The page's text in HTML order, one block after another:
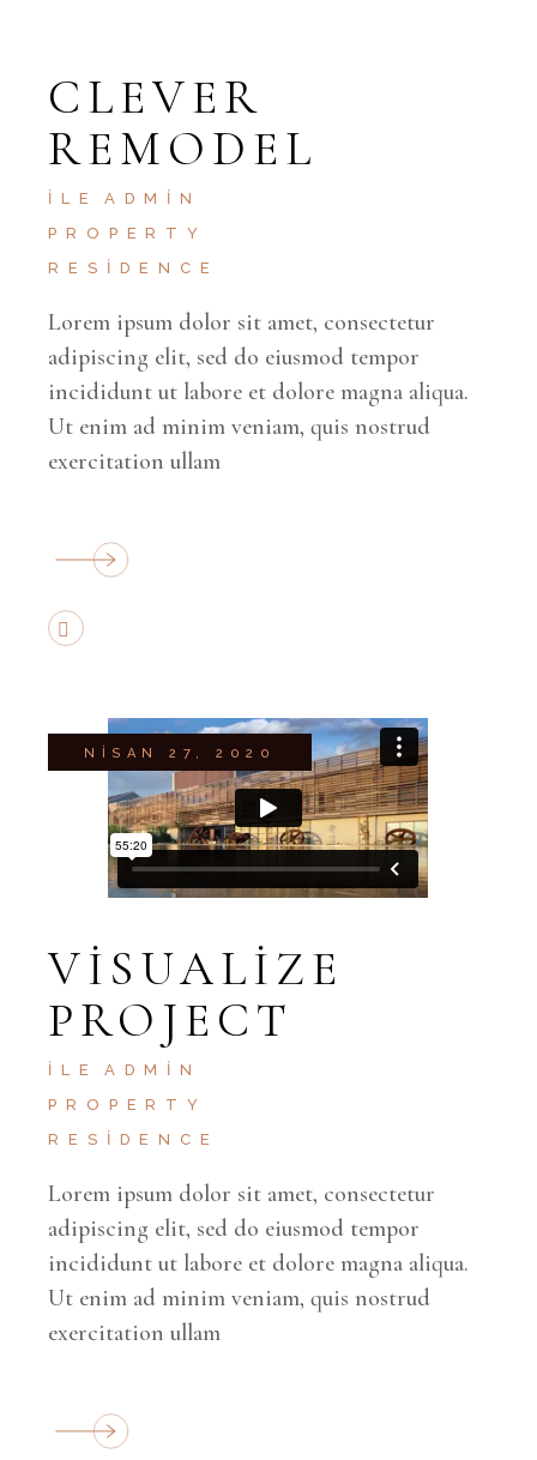
CLEVER
REMODEL
İLE
ADMIN
PROPERTY
RESIDENCE
Lorem ipsum dolor sit amet, consectetur
adipiscing elit, sed do eiusmod tempor
incididunt ut labore et dolore magna aliqua.
Ut enim ad minim veniam, quis nostrud
exercitation ullam
NISAN 27, 2020
VISUALIZE
PROJECT
İLE
ADMIN
PROPERTY
RESIDENCE
Lorem ipsum dolor sit amet, consectetur
adipiscing elit, sed do eiusmod tempor
incididunt ut labore et dolore magna aliqua.
Ut enim ad minim veniam, quis nostrud
exercitation ullam